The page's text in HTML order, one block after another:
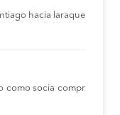
hacia laraque
como socia compr